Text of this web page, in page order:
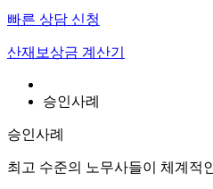
빠른 상담 신청
산재보상금 계산기
승인사례
승인사례
최고 수준의 노무사들이 체계적